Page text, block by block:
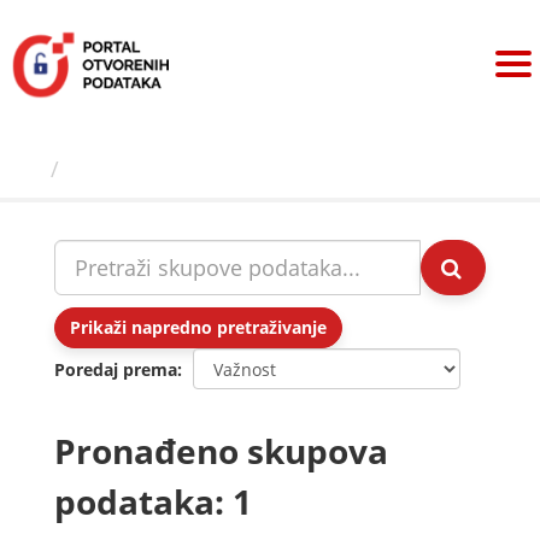
sadržaj
Prikaži napredno pretraživanje
Poredaj prema
Pronađeno skupova
podataka: 1